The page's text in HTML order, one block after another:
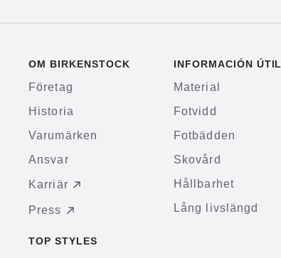
OM BIRKENSTOCK
Företag
Historia
Varumärken
Ansvar
Karriär
Press
INFORMACIÓN ÚTIL
Material
Fotvidd
Fotbädden
Skovård
Hållbarhet
Lång livslängd
TOP STYLES